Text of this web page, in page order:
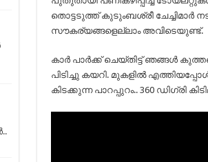
തൊട്ടടുത്ത് കുടുംബശ്രീ ചേച്ചിമാർ
സൗകര്യങ്ങളെല്ലാം അവിടെയുണ്ട്.
കാർ പാർക്ക് ചെയ്തിട്ട് ഞങ്ങൾ
പിടിച്ചു കയറി. മുകളിൽ
കിടക്കുന്ന പാറപ്പുറം.. 360